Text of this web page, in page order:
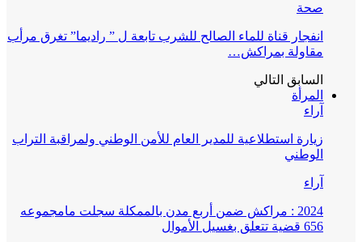
صحة
انفجار قناة للماء الصالح للشرب تابعة ل ” راديما” تغرق مرأب
مقاولة بمراكش…
السابق التالي
المرأة
آراء
زيارة استطلاعية للمدير العام للأمن الوطني ولمراقبة التراب
الوطني
آراء
2024 : مراكش ضمن أربع مدن بالممكلة سجلت مامجموعه
656 قضية تتعلق بغسيل الأموال